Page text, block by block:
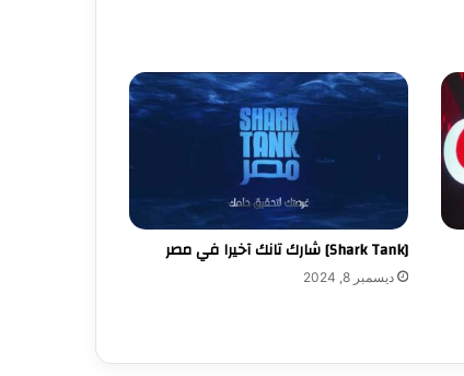
[Shark Tank] شارك تانك آخيرا في مصر
ديسمبر 8, 2024